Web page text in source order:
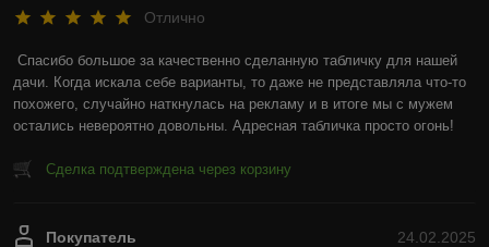
Отлично
Спасибо большое за качественно сделанную табличку для нашей
дачи. Когда искала себе варианты, то даже не представляла что-то
похожего, случайно наткнулась на рекламу и в итоге мы с мужем
остались невероятно довольны. Адресная табличка просто огонь!
Сделка подтверждена через корзину
24.02.2025
Покупатель